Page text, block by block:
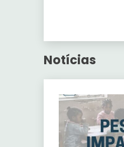
Notícias